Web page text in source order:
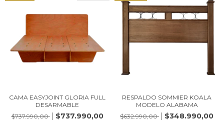
CAMA EASYJOINT GLORIA FULL
DESARMABLE
$737.990,00
$737.990,00
RESPALDO SOMMIER KOALA
MODELO ALABAMA
$632.990,00
$348.990,00